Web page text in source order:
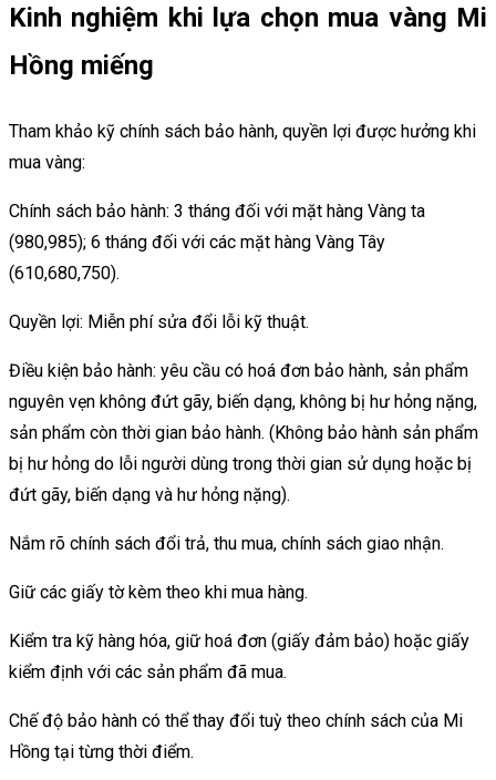
Kinh nghiệm khi lựa chọn mua vàng Mi
Hồng miếng
Tham khảo kỹ chính sách bảo hành, quyền lợi được hưởng khi
mua vàng:
Chính sách bảo hành: 3 tháng đối với mặt hàng Vàng ta
(980,985); 6 tháng đối với các mặt hàng Vàng Tây
(610,680,750).
Quyền lợi: Miễn phí sửa đổi lỗi kỹ thuật.
Điều kiện bảo hành: yêu cầu có hoá đơn bảo hành, sản phẩm
nguyên vẹn không đứt gãy, biến dạng, không bị hư hỏng nặng,
sản phẩm còn thời gian bảo hành. (Không bảo hành sản phẩm
bị hư hỏng do lỗi người dùng trong thời gian sử dụng hoặc bị
đứt gãy, biến dạng và hư hỏng nặng).
Nắm rõ chính sách đổi trả, thu mua, chính sách giao nhận.
Giữ các giấy tờ kèm theo khi mua hàng.
Kiểm tra kỹ hàng hóa, giữ hoá đơn (giấy đảm bảo) hoặc giấy
kiểm định với các sản phẩm đã mua.
Chế độ bảo hành có thể thay đổi tuỳ theo chính sách của Mi
Hồng tại từng thời điểm.